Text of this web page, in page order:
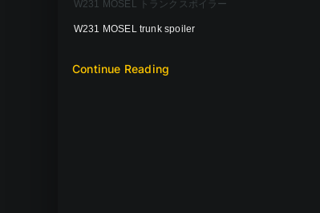
W231 MOSEL トランクスポイラー
W231 MOSEL trunk spoiler
Continue Reading